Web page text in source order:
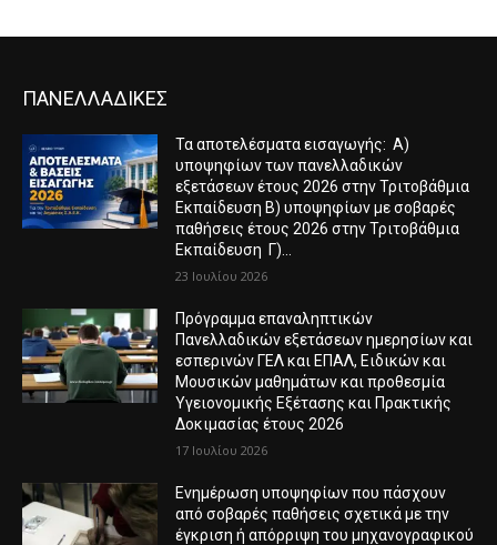
ΠΑΝΕΛΛΑΔΙΚΕΣ
Τα αποτελέσματα εισαγωγής: Α)
υποψηφίων των πανελλαδικών
εξετάσεων έτους 2026 στην Τριτοβάθμια
Εκπαίδευση Β) υποψηφίων με σοβαρές
παθήσεις έτους 2026 στην Τριτοβάθμια
Εκπαίδευση Γ)...
23 Ιουλίου 2026
Πρόγραμμα επαναληπτικών
Πανελλαδικών εξετάσεων ημερησίων και
εσπερινών ΓΕΛ και ΕΠΑΛ, Ειδικών και
Μουσικών μαθημάτων και προθεσμία
Υγειονομικής Εξέτασης και Πρακτικής
Δοκιμασίας έτους 2026
17 Ιουλίου 2026
Ενημέρωση υποψηφίων που πάσχουν
από σοβαρές παθήσεις σχετικά με την
έγκριση ή απόρριψη του μηχανογραφικού